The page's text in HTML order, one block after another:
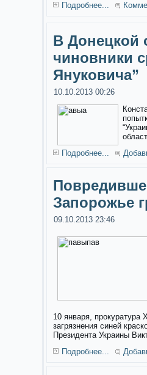
Подробнее...
В Донецкой
чиновники
Януковича”
10.10.2013 00:26
Подробнее...
Запорожье
09.10.2013 23:46
10 января, прокуратура
загрязнения синей
Президента Украины
Подробнее...